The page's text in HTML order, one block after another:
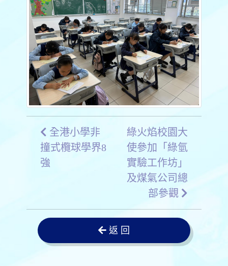
全港小學非
撞式欖球學界8
強
綠火焰校園大
使參加「綠氫
實驗工作坊」
及煤氣公司總
部參觀
返 回